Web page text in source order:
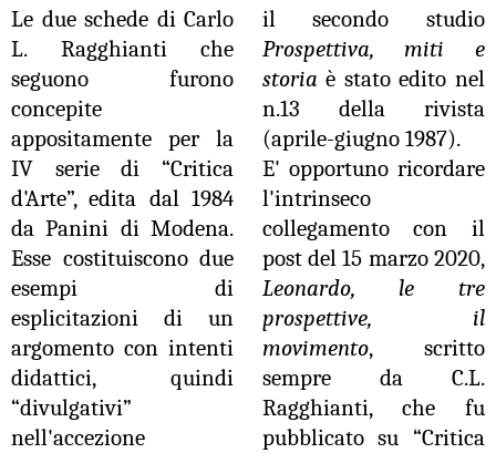
Le due schede di Carlo
L. Ragghianti che
seguono furono
concepite
appositamente per la
IV serie di “Critica
d'Arte”, edita dal 1984
da Panini di Modena.
Esse costituiscono due
esempi di
esplicitazioni di un
argomento con intenti
didattici, quindi
“divulgativi”
nell'accezione
il secondo studio
Prospettiva, miti e
storia è stato edito nel
n.13 della rivista
(aprile-giugno 1987).
E' opportuno ricordare
l'intrinseco
collegamento con il
post del 15 marzo 2020,
Leonardo, le tre
prospettive, il
movimento, scritto
sempre da C.L.
Ragghianti, che fu
pubblicato su “Critica